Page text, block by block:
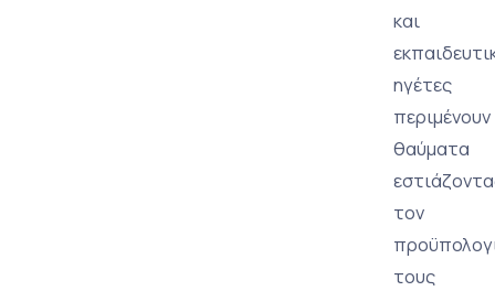
και
ηγέτες
περιμένουν
θαύματα
τον
τους